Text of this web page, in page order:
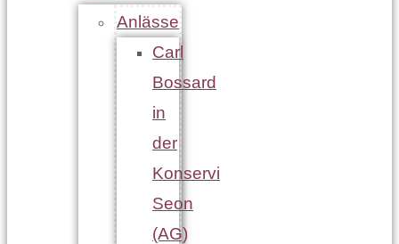
Anlässe
Carl
Bossard
in
der
Konservi
Seon
(AG)